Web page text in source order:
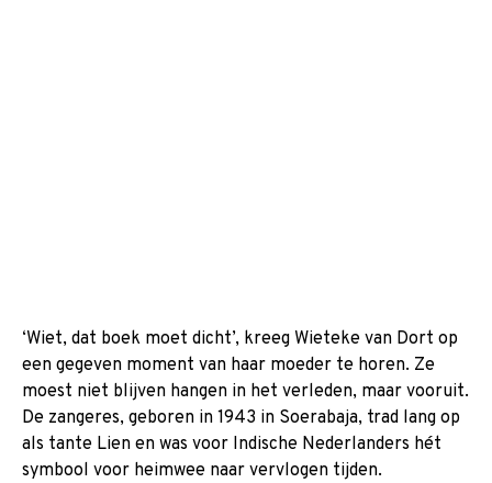
‘Wiet, dat boek moet dicht’, kreeg Wieteke van Dort op
een gegeven moment van haar moeder te horen. Ze
moest niet blijven hangen in het verleden, maar vooruit.
De zangeres, geboren in 1943 in Soerabaja, trad lang op
als tante Lien en was voor Indische Nederlanders hét
symbool voor heimwee naar vervlogen tijden.